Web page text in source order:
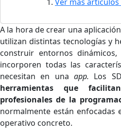
A la hora de crear una
utilizan distintas tecnologías y
construir entornos
incorporen todas las
necesitan en una app. Los
herramientas que
profesionales de la
normalmente están enfocadas
operativo concreto.